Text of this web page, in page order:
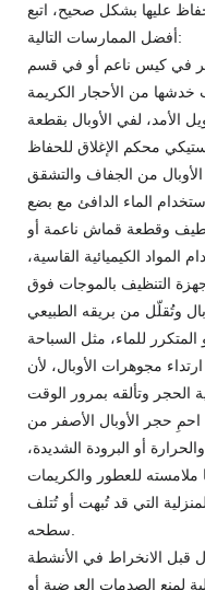
عليها بشكل صحيح، اتبع
أفضل الممارسات التالية:
في كيس ناعم أو في قسم
من الأحجار الكريمة
الأمد، لفي الأوبال بقطعة
محكم الإغلاق للحفاظ
الماء الدافئ مع بضع
وقطعة قماش ناعمة أو
الكيميائية القاسية،
التنظيف بالموجات فوق
للماء، مثل السباحة
مجوهرات الأوبال، لأن
احمِ حجر الأوبال الأصفر من
أو البرودة الشديدة،
للعطور والكريمات
التي قد تُبهت أو تُتلف
قبل الانخراط في الأنشطة
لمنع الصدمات العرضية أو